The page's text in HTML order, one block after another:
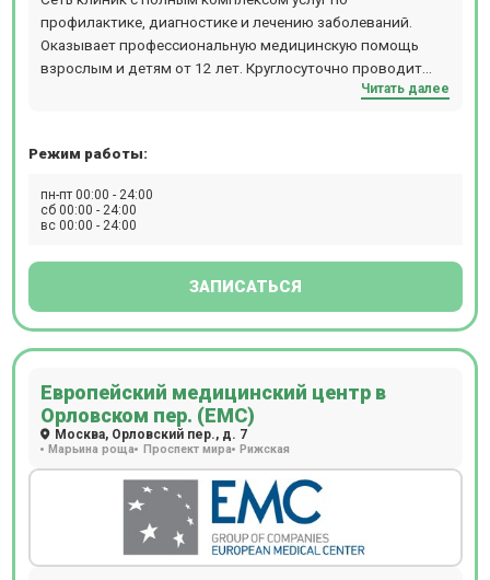
профилактике, диагностике и лечению заболеваний.
Оказывает профессиональную медицинскую помощь
взрослым и детям от 12 лет. Круглосуточно проводит
МРТ и КТ-обследования. Расположение: м. Смоленская
Читать далее
Режим работы:
пн-пт 00:00 - 24:00
сб 00:00 - 24:00
вс 00:00 - 24:00
ЗАПИСАТЬСЯ
Европейский медицинский центр в
Орловском пер. (ЕМС)
Москва, Орловский пер., д. 7
Марьина роща Проспект мира Рижская